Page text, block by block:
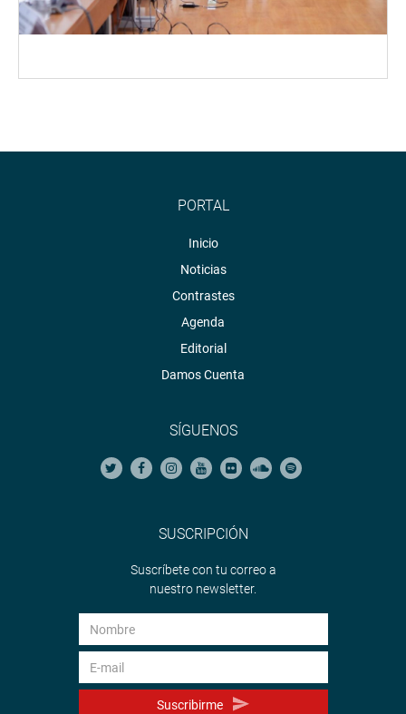
PORTAL
Inicio
Noticias
Contrastes
Agenda
Editorial
Damos Cuenta
SÍGUENOS
SUSCRIPCIÓN
Suscríbete con tu correo a
nuestro newsletter.
Suscribirme